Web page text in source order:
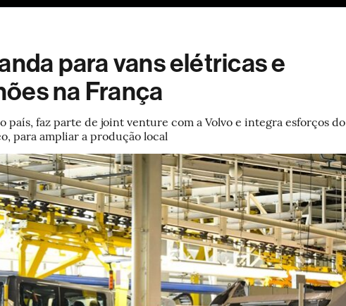
para vans elétricas e
na França
país, faz parte de joint venture com a Volvo e integra esforços do
para ampliar a produção local